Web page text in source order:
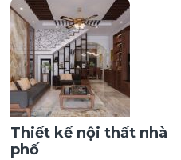
Thiết kế nội thất nhà
phố